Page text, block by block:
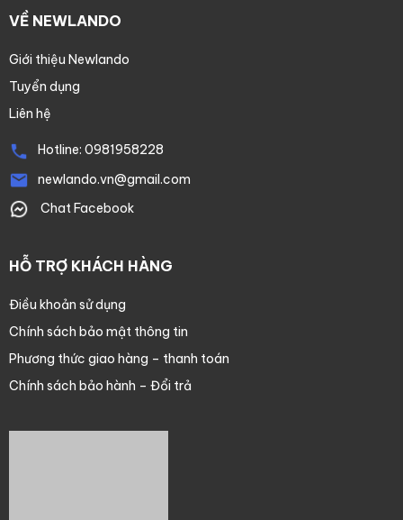
VỀ NEWLANDO
Giới thiệu Newlando
Tuyển dụng
Liên hệ
Hotline: 0981958228
newlando.vn@gmail.com
Chat Facebook
HỖ TRỢ KHÁCH HÀNG
Điều khoản sử dụng
Chính sách bảo mật thông tin
Phương thức giao hàng – thanh toán
Chính sách bảo hành – Đổi trả